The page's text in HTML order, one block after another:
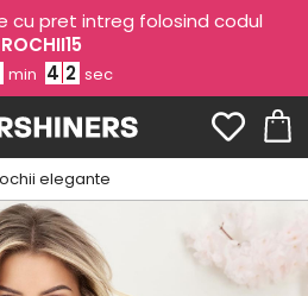
cu pret intreg folosind codul
ROCHII15
min 4 1 sec
elegante